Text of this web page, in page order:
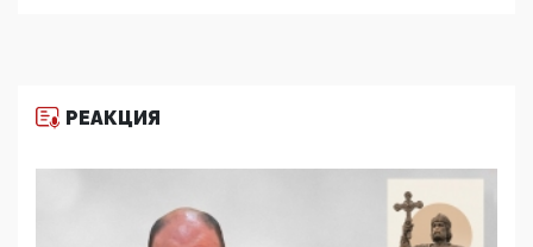
11:53, 09 Июня 2026
деятельность ИИТО ЮНЕСКО в России, но
цифроглобалисты продолжают определять
повестку в образовании
РЕАКЦИЯ